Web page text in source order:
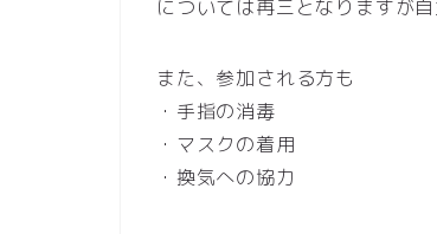
については再三となりますが
また、参加される方も
・手指の消毒
・マスクの着用
・換気への協力